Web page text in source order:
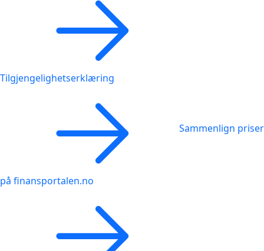
Tilgjengelighetserklæring
Sammenlign priser
på finansportalen.no